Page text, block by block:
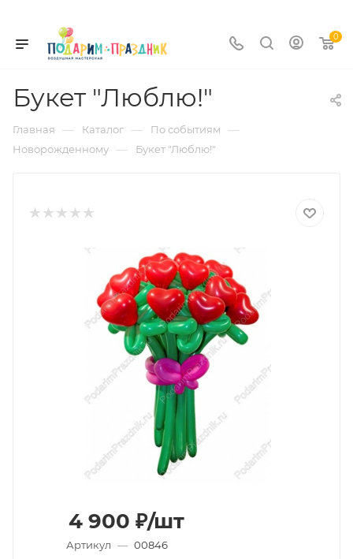
0
Букет "Люблю!"
Главная — Каталог — По событиям —
Новорожденному — Букет "Люблю!"
4 900 ₽/шт
Артикул — 00846